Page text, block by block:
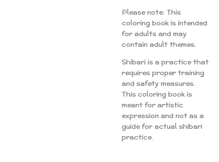
Please note: This
coloring book is intended
for adults and may
contain adult themes.
Shibari is a practice that
requires proper training
and safety measures.
This coloring book is
meant for artistic
expression and not as a
guide for actual shibari
practice.